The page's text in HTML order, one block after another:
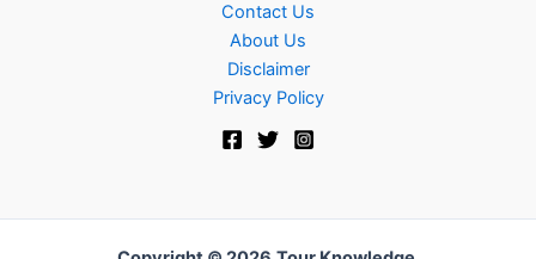
Contact Us
About Us
Disclaimer
Privacy Policy